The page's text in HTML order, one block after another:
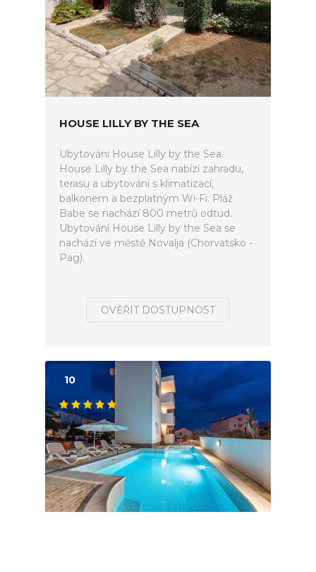
HOUSE LILLY BY THE SEA
Ubytování House Lilly by the Sea.
House Lilly by the Sea nabízí zahradu,
terasu a ubytování s klimatizací,
balkonem a bezplatným Wi-Fi. Pláž
Babe se nachází 800 metrů odtud.
Ubytování House Lilly by the Sea se
nachází ve městě Novalja (Chorvatsko -
Pag).
OVĚŘIT DOSTUPNOST
10